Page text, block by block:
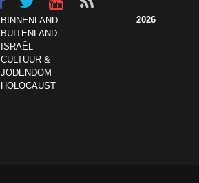
BINNENLAND
BUITENLAND
ISRAËL
CULTUUR &
JODENDOM
HOLOCAUST
2026